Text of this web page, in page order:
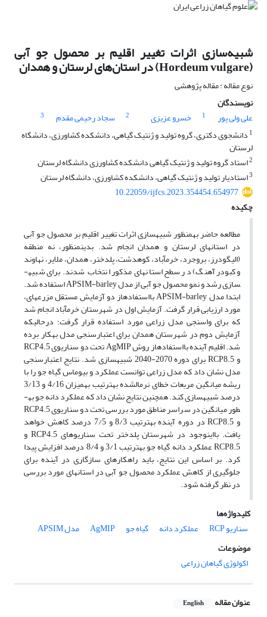
شبیه‌سازی اثرات تغییر اقلیم بر محصول جو آبی
(Hordeum vulgare) در استان‌های لرستان و همدان
نوع مقاله : مقاله پژوهشی
نویسندگان
علی ولی پور
1 خسرو عزیزی 2 سجاد رحیمی مقدم
3
1 دانشجوی دکتری، گروه تولید و ژنتیک گیاهی، دانشکده کشاورزی، دانشگاه
لرستان
2استاد گروه تولید و ژنتیک گیاهی دانشکده کشاورزی دانشگاه لرستان
3استادیار تولید و ژنتیک گیاهی، دانشکده کشاورزی، دانشگاه لرستان
10.22059/ijfcs.2023.354454.654977
چکیده
مطالعه حاضر به­منظور شبیه­سازی اثرات تغییر اقلیم بر محصول جو آبی
در استان­های لرستان و همدان انجام شد. بدین­منظور، نه منطقه
(الیگودرز، بروجرد، خرم­آباد، کوهدشت، پل­دختر، همدان، ملایر، نهاوند
و کبودرآهنگ) در سطح استان­های مذکور انتخاب شدند. برای شبیه­
سازی رشد و نمو محصول جو آبی از مدل APSIM-barley استفاده شد.
ابتدا مدل APSIM-barley با­استفاده­از دو آزمایش مستقل مزرعه­ای،
مورد ارزیابی قرار گرفت. آزمایش اول در شهرستان خرم­آباد انجام شد
که برای واسنجی مدل زراعی مورد استفاده قرار گرفت؛ در­حالی­که
آزمایش دوم در شهرستان همدان برای اعتبارسنجی مدل به­کار برده
شد. اقلیم آینده با­استفاده­از روش AgMIP تحت دو سناریوی RCP4.5
و RCP8.5 برای دوره 2070-2040 شبیه­سازی شد. نتایج اعتبارسنجی
مدل نشان داد که مدل زراعی توانست عملکرد و بیوماس گیاه جو را با
ریشه میانگین مربعات خطای نرمال­شده به­ترتیب به­میزان 4/16 و 3/13
درصد شبیه­سازی کند. همچنین نتایج نشان داد که عملکرد دانه جو به­
طور میانگین در سراسر مناطق مورد بررسی تحت دو سناریوی RCP4.5
و RCP8.5 در دوره آینده به­ترتیب 8/3 و 7/5 درصد کاهش خواهد
یافت. با­این­وجود در شهرستان پلدختر تحت سناریوهای RCP4.5 و
RCP8.5 عملکرد دانه گیاه جو به­ترتیب 3/1 و 8/4 درصد افزایش پیدا
کرد. بر اساس این نتایج، باید راهکارهای سازگاری در آینده برای
جلوگیری از کاهش عملکرد محصول جو آبی در استان­های مورد بررسی
در نظر گرفته شود.
کلیدواژه‌ها
سناریو RCP
عملکرد دانه گیاه جو AgMIP
مدل APSIM
موضوعات
اکولوژی گیاهان زراعی
عنوان مقاله English